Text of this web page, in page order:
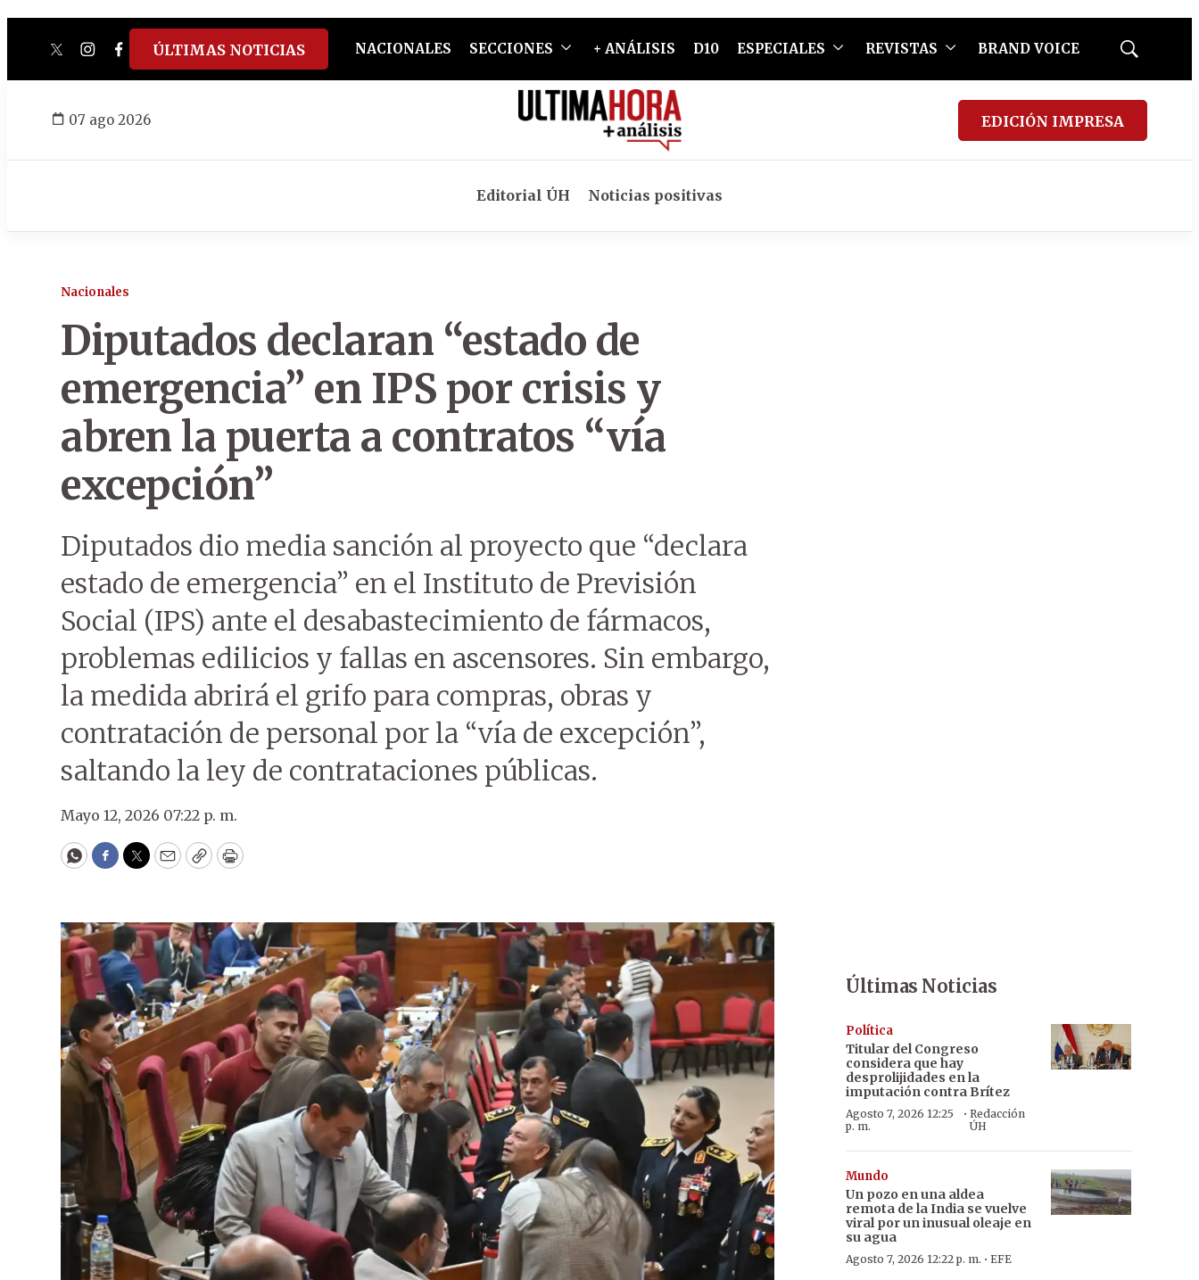
twitterinstagram
facebook
tiktokyoutube
spotify
ÚLTIMAS NOTICIAS NACIONALES SECCIONES + ANÁLISIS D10 ESPECIALES REVISTAS BRAND VOICE
Mostrar
07 ago 2026 EDICIÓN IMPRESA
Editorial ÚH Noticias positivas
Nacionales
Diputados declaran “estado de
emergencia” en IPS por crisis y
abren la puerta a contratos “vía
excepción”
Diputados dio media sanción al proyecto que “declara
estado de emergencia” en el Instituto de Previsión
Social (IPS) ante el desabastecimiento de fármacos,
problemas edilicios y fallas en ascensores. Sin embargo,
la medida abrirá el grifo para compras, obras y
contratación de personal por la “vía de excepción”,
saltando la ley de contrataciones públicas.
Mayo 12, 2026 07:22 p. m.
WhatsApp
Facebook
Twitter
EmailCopyPrint
Últimas Noticias
Política
Titular del Congreso
considera que hay
desprolijidades en la
imputación contra Brítez
Agosto 7, 2026 12:25
p. m.
· Redacción
ÚH
Mundo
Un pozo en una aldea
remota de la India se vuelve
viral por un inusual oleaje en
su agua
Agosto 7, 2026 12:22 p. m. · EFE